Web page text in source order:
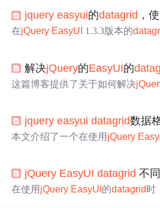
jquery easyui的datagrid ，使
在jQuery EasyUI 1.3.3版本的
现多选功能。感谢javaeye论坛上的
留言。本文将提供一种扩展解决方
解决jQuery的EasyUI的
这篇博客提供了关于如何解决
中 问题》和来自cnblogs的详细教程
者，特别是使用jQuery EasyUI的
jquery easyui datagrid数据
本文介绍了一个在使用 jQuery
行修正。
jQuery EasyUI datagrid 不同列
在使用 jQuery EasyUI 的datagrid时